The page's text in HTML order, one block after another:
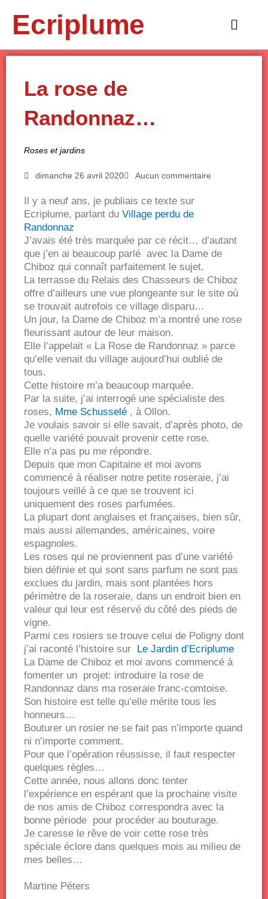
contenuEcriplume
Main
La rose de
Randonnaz…
Roses et jardins
dimanche 26 avril 2020 Aucun commentaire
Il y a neuf ans, je publiais ce texte sur
Ecriplume, parlant du Village perdu de
Randonnaz
J’avais été très marquée par ce récit… d’autant
que j’en ai beaucoup parlé avec la Dame de
Chiboz qui connaît parfaitement le sujet.
La terrasse du Relais des Chasseurs de Chiboz
offre d’ailleurs une vue plongeante sur le site où
se trouvait autrefois ce village disparu…
Un jour, la Dame de Chiboz m’a montré une rose
fleurissant autour de leur maison.
Elle l’appelait « La Rose de Randonnaz » parce
qu’elle venait du village aujourd’hui oublié de
tous.
Cette histoire m’a beaucoup marquée.
Par la suite, j’ai interrogé une spécialiste des
roses, Mme Schusselé , à Ollon.
Je voulais savoir si elle savait, d’après photo, de
quelle variété pouvait provenir cette rose.
Elle n’a pas pu me répondre.
Depuis que mon Capitaine et moi avons
commencé à réaliser notre petite roseraie, j’ai
toujours veillé à ce que se trouvent ici
uniquement des roses parfumées.
La plupart dont anglaises et françaises, bien sûr,
mais aussi allemandes, américaines, voire
espagnoles.
Les roses qui ne proviennent pas d’une variété
bien définie et qui sont sans parfum ne sont pas
exclues du jardin, mais sont plantées hors
périmètre de la roseraie, dans un endroit bien en
valeur qui leur est réservé du côté des pieds de
vigne.
Parmi ces rosiers se trouve celui de Poligny dont
j’ai raconté l’histoire sur Le Jardin d’Ecriplume
La Dame de Chiboz et moi avons commencé à
fomenter un projet: introduire la rose de
Randonnaz dans ma roseraie franc-comtoise.
Son histoire est telle qu’elle mérite tous les
honneurs…
Bouturer un rosier ne se fait pas n’importe quand
ni n’importe comment.
Pour que l’opération réussisse, il faut respecter
quelques règles…
Cette année, nous allons donc tenter
l’expérience en espérant que la prochaine visite
de nos amis de Chiboz correspondra avec la
bonne période pour procéder au bouturage.
Je caresse le rêve de voir cette rose très
spéciale éclore dans quelques mois au milieu de
mes belles…
Martine Péters